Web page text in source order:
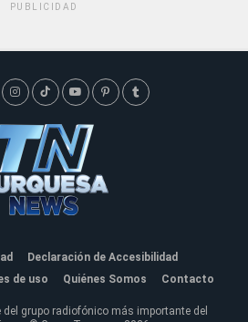
PUBLICIDAD
Declaración de Accesibilidad
de uso
Quiénes Somos Contacto
del grupo radiofónico más importante del